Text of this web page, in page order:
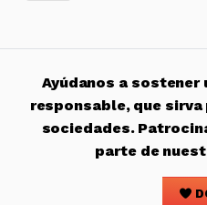
Ayúdanos a
responsable, que
sociedades.
parte de